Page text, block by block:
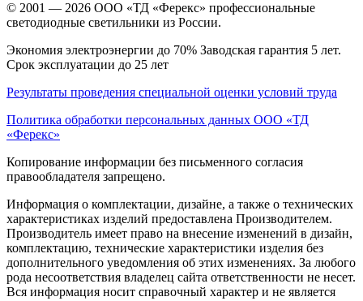
© 2001 — 2026 ООО «ТД «Ферекс» профессиональные
светодиодные светильники из России.
Экономия электроэнергии до 70% Заводская гарантия 5 лет.
Срок эксплуатации до 25 лет
Результаты проведения специальной оценки условий труда
Политика обработки персональных данных ООО «ТД
«Ферекс»
Копирование информации без письменного согласия
правообладателя запрещено.
Информация о комплектации, дизайне, а также о технических
характеристиках изделий предоставлена Производителем.
Производитель имеет право на внесение изменений в дизайн,
комплектацию, технические характеристики изделия без
дополнительного уведомления об этих изменениях. За любого
рода несоответствия владелец сайта ответственности не несет.
Вся информация носит справочный характер и не является